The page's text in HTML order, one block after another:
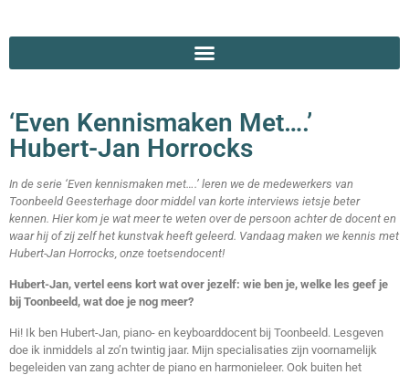
‘Even Kennismaken Met….’
Hubert-Jan Horrocks
In de serie ‘Even kennismaken met….’ leren we de medewerkers van
Toonbeeld Geesterhage door middel van korte interviews ietsje beter
kennen. Hier kom je wat meer te weten over de persoon achter de docent en
waar hij of zij zelf het kunstvak heeft geleerd. Vandaag maken we kennis met
Hubert-Jan Horrocks, onze toetsendocent!
Hubert-Jan, vertel eens kort wat over jezelf: wie ben je, welke les geef je
bij Toonbeeld, wat doe je nog meer?
Hi! Ik ben Hubert-Jan, piano- en keyboarddocent bij Toonbeeld. Lesgeven
doe ik inmiddels al zo’n twintig jaar. Mijn specialisaties zijn voornamelijk
begeleiden van zang achter de piano en harmonieleer. Ook buiten het